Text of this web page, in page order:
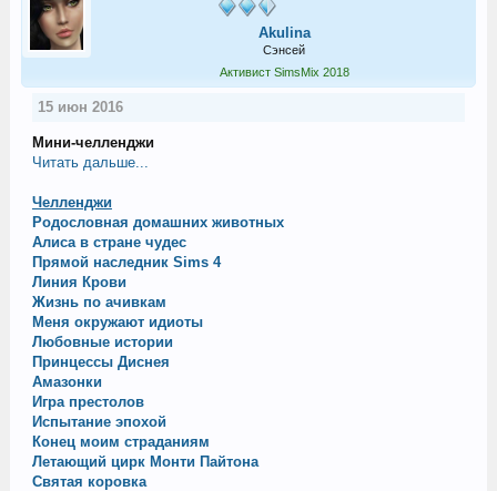
Akulina
Сэнсей
Активист SimsMix 2018
15 июн 2016
Мини-челленджи
Читать дальше...
Челленджи
Родословная домашних животных
Алиса в стране чудес
Прямой наследник Sims 4
Линия Крови
Жизнь по ачивкам
Меня окружают идиоты
Любовные истории
Принцессы Диснея
Амазонки
Игра престолов
Испытание эпохой
Конец моим страданиям
Летающий цирк Монти Пайтона
Святая коровка